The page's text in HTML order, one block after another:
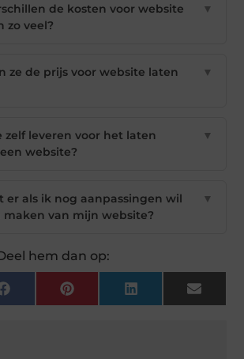
de kosten voor website
zo veel?
▼
ze de prijs voor website laten
▼
zelf leveren voor het laten
website?
▼
er als ik nog aanpassingen wil
van mijn website?
▼
hem dan op:
Facebook Pinterest LinkedIn Email